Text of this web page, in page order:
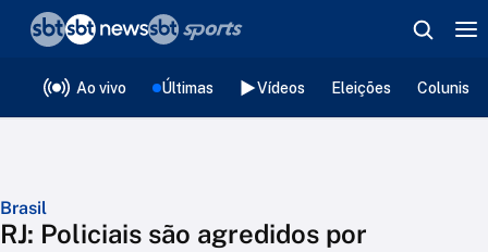
Ao vivo Últimas Vídeos Eleições
Brasil
RJ: Policiais são agredidos por
❮voltar
Editorias